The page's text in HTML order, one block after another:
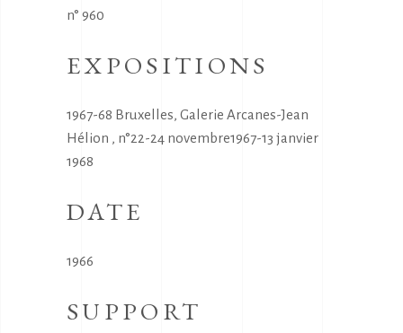
n° 960
EXPOSITIONS
1967-68 Bruxelles, Galerie Arcanes-Jean
Hélion , n°22-24 novembre1967-13 janvier
1968
DATE
1966
SUPPORT